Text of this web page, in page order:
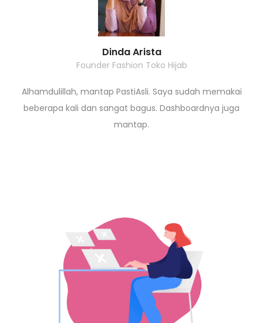
Dinda Arista
Founder Fashion Toko Hijab
Alhamdulillah, mantap PastiAsli. Saya sudah memakai
beberapa kali dan sangat bagus. Dashboardnya juga
mantap.